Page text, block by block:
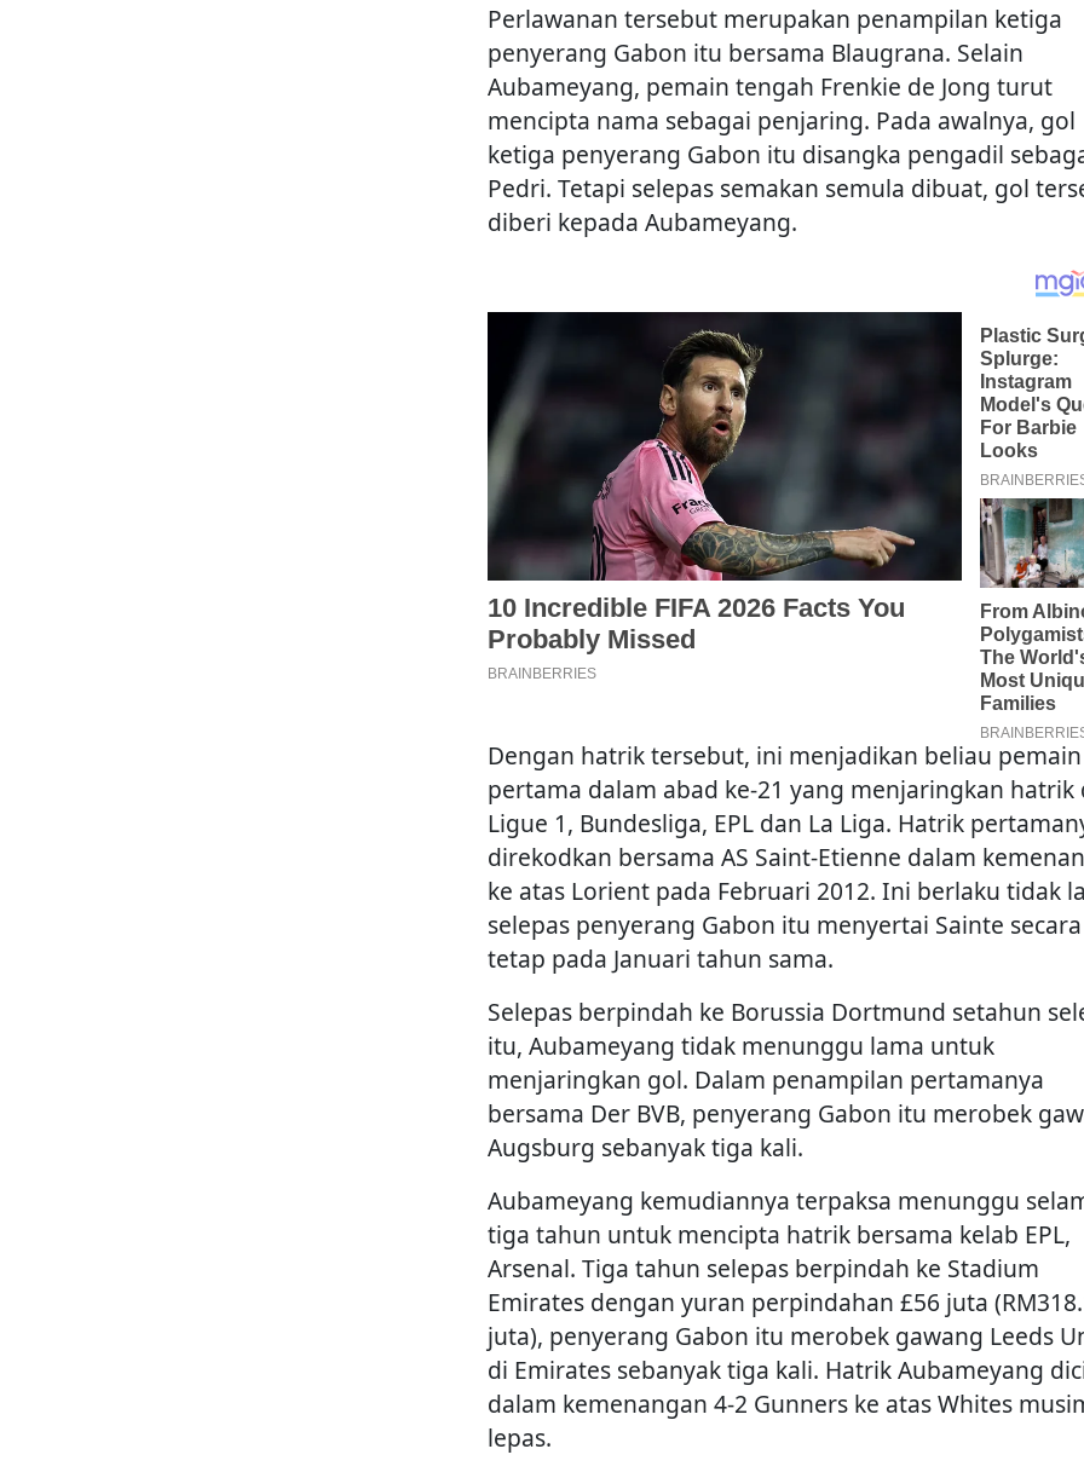
Perlawanan tersebut merupakan penampilan ketiga
penyerang Gabon itu bersama Blaugrana. Selain
Aubameyang, pemain tengah Frenkie de Jong turut
mencipta nama sebagai penjaring. Pada awalnya, gol
ketiga penyerang Gabon itu disangka pengadil
Pedri. Tetapi selepas semakan semula dibuat, gol
diberi kepada Aubameyang.
Dengan hatrik tersebut, ini menjadikan beliau pemain
pertama dalam abad ke-21 yang menjaringkan hatrik
Ligue 1, Bundesliga, EPL dan La Liga. Hatrik
direkodkan bersama AS Saint-Etienne dalam
ke atas Lorient pada Februari 2012. Ini berlaku tidak
selepas penyerang Gabon itu menyertai Sainte secara
tetap pada Januari tahun sama.
Selepas berpindah ke Borussia Dortmund setahun
itu, Aubameyang tidak menunggu lama untuk
menjaringkan gol. Dalam penampilan pertamanya
bersama Der BVB, penyerang Gabon itu merobek
Augsburg sebanyak tiga kali.
Aubameyang kemudiannya terpaksa menunggu
tiga tahun untuk mencipta hatrik bersama kelab EPL,
Arsenal. Tiga tahun selepas berpindah ke Stadium
Emirates dengan yuran perpindahan £56 juta
juta), penyerang Gabon itu merobek gawang Leeds
di Emirates sebanyak tiga kali. Hatrik Aubameyang
dalam kemenangan 4-2 Gunners ke atas Whites
lepas.